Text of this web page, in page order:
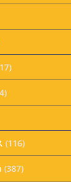
(116)
(387)